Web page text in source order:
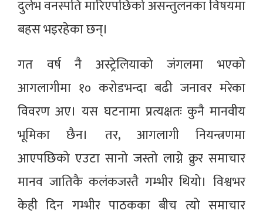
दुर्लभ वनस्पति मारिएपछिको असन्तुलनका विषयमा
बहस भइरहेका छन्।
गत वर्ष नै अस्ट्रेलियाको जंगलमा भएको
आगलागीमा १० करोडभन्दा बढी जनावर मरेका
विवरण अए। यस घटनामा प्रत्यक्षतः कुनै मानवीय
भूमिका छैन। तर, आगलागी नियन्त्रणमा
आएपछिको एउटा सानो जस्तो लाग्ने क्रुर समाचार
मानव जातिकै कलंकजस्तै गम्भीर थियो। विश्वभर
केही दिन गम्भीर पाठकका बीच त्यो समाचार